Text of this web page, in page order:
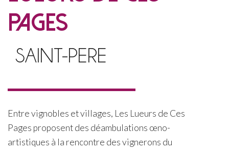
PAGES
SAINT-PERE
Entre vignobles et villages, Les Lueurs de Ces
Pages proposent des déambulations œno-
artistiques à la rencontre des vignerons du